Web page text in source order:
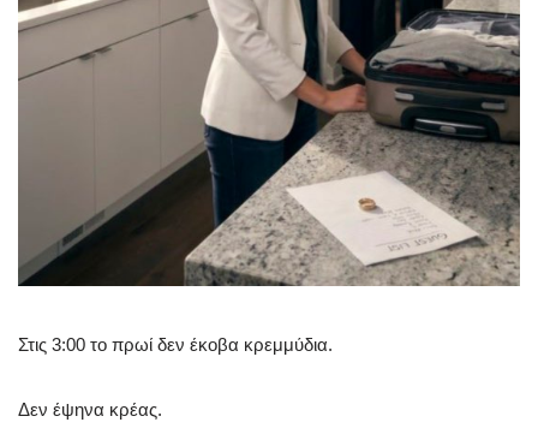
Στις 3:00 το πρωί δεν έκοβα κρεμμύδια.
Δεν έψηνα κρέας.